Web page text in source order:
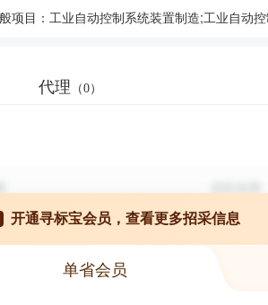
代理 （0）
开通寻标宝会员，查看更多招采信息
单省会员